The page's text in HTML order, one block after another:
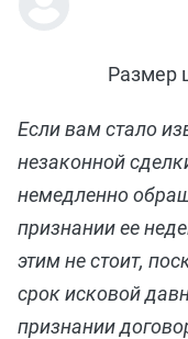
Размер
Если вам стало
незаконной
немедленно
признании ее
этим не стоит,
срок исковой
признании